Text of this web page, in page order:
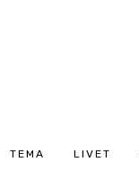
TEMA LIVET